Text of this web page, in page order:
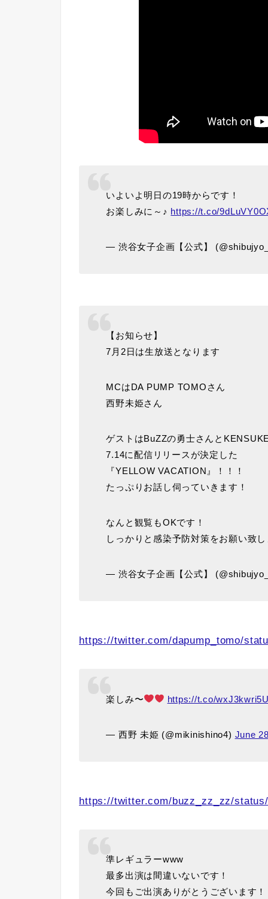
いよいよ明日の19時からです！
お楽しみに～♪ https://t.co/
— 渋谷女子企画【公式】
【お知らせ】
7月2日は生放送となります
MCはDA PUMP TOMOさん
西野未姫さん
ゲストはBuZZの勇士さんと
7.14に配信リリースが決定した
『YELLOW VACATION』！！！
たっぷりお話し伺っていきます！
なんと観覧もOKです！
しっかりと感染予防対策をお願い致
— 渋谷女子企画【公式】
https://twitter.com/dapump_tomo/
楽しみ〜 https://t.co/
— 西野 未姫 (@mikinishino4) June
https://twitter.com/buzz_zz_zz/
準レギュラーwww
最多出演は間違いないです！
今回もご出演ありがとうございます！